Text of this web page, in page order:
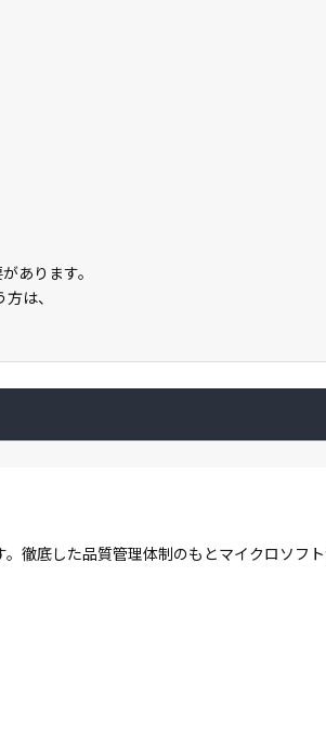
あります。
は、
徹底した品質管理体制のもとマイクロソフ